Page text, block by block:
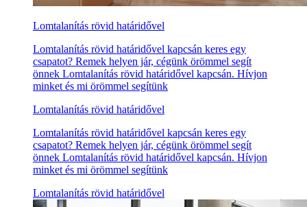
Lomtalanítás rövid határidővel
Lomtalanítás rövid határidővel kapcsán keres egy
csapatot? Remek helyen jár, cégünk örömmel segít
önnek Lomtalanítás rövid határidővel kapcsán. Hívjon
minket és mi örömmel segítünk
Lomtalanítás rövid határidővel
Lomtalanítás rövid határidővel kapcsán keres egy
csapatot? Remek helyen jár, cégünk örömmel segít
önnek Lomtalanítás rövid határidővel kapcsán. Hívjon
minket és mi örömmel segítünk
Lomtalanítás rövid határidővel